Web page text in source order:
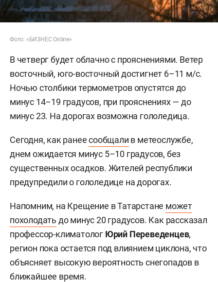
Фото: «БИЗНЕС Online»
В четверг будет облачно с прояснениями. Ветер
восточный, юго-восточный достигнет 6–11 м/с.
Ночью столбики термометров опустятся до
минус 14–19 градусов, при прояснениях — до
минус 23. На дорогах возможна гололедица.
Сегодня, как ранеесообщали в метеослужбе,
днем ожидается минус 5–10 градусов, без
существенных осадков. Жителей республики
предупредили о гололедице на дорогах.
Напомним, на Крещение в Татарстане может
похолодать до минус 20 градусов. Как рассказал
профессор-климатолог Юрий Переведенцев,
регион пока остается под влиянием циклона, что
объясняет высокую вероятность снегопадов в
ближайшее время.